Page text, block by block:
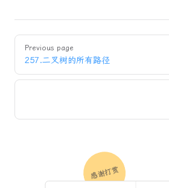
Pager
Previous page
257.二叉树的所有路径
感谢打赏